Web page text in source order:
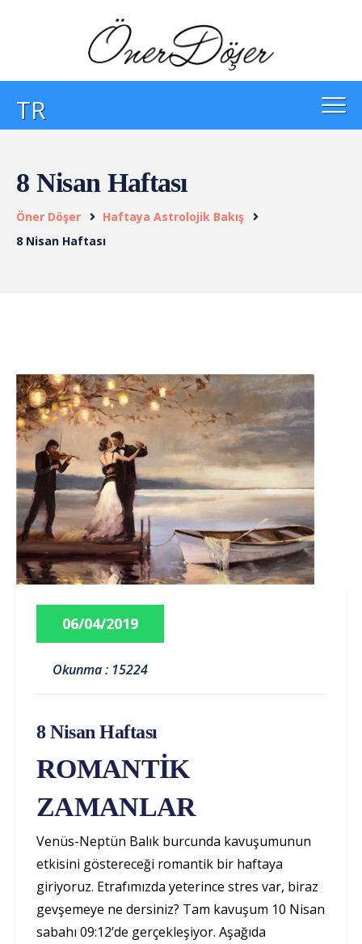
TR
8 Nisan Haftası
Öner Döşer
Haftaya Astrolojik Bakış
8 Nisan Haftası
06/04/2019
Okunma : 15224
8 Nisan Haftası
ROMANTİK
ZAMANLAR
Venüs-Neptün Balık burcunda kavuşumunun
etkisini göstereceği romantik bir haftaya
giriyoruz. Etrafımızda yeterince stres var, biraz
gevşemeye ne dersiniz? Tam kavuşum 10 Nisan
sabahı 09:12’de gerçekleşiyor. Aşağıda